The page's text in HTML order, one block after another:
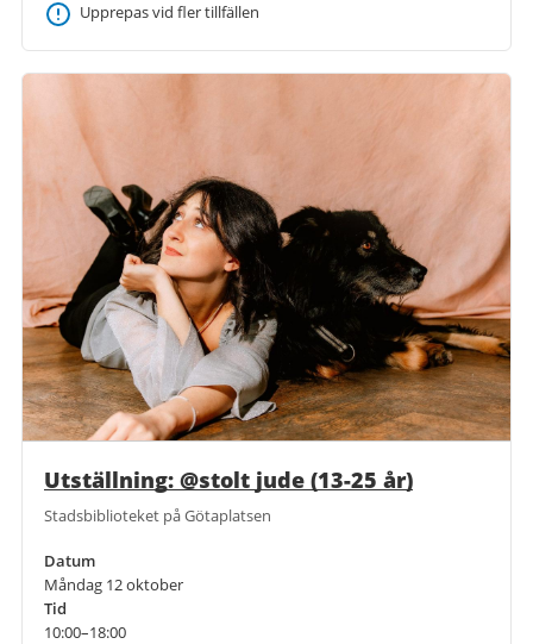
Upprepas vid fler tillfällen
Utställning: @stolt jude (13-25 år)
Stadsbiblioteket på Götaplatsen
Datum
Måndag 12 oktober
Tid
10:00–18:00